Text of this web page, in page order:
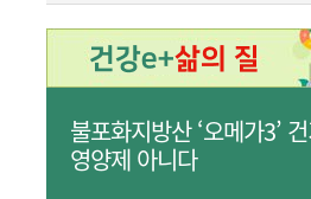
불포화지방산 ‘오메가3’
영양제 아니다